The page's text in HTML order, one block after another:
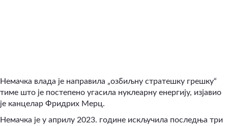
Немачка влада је направила „озбиљну стратешку грешку“
тиме што је постепено угасила нуклеарну енергију, изјавио
је канцелар Фридрих Мерц.
Немачка је у априлу 2023. године искључила последња три